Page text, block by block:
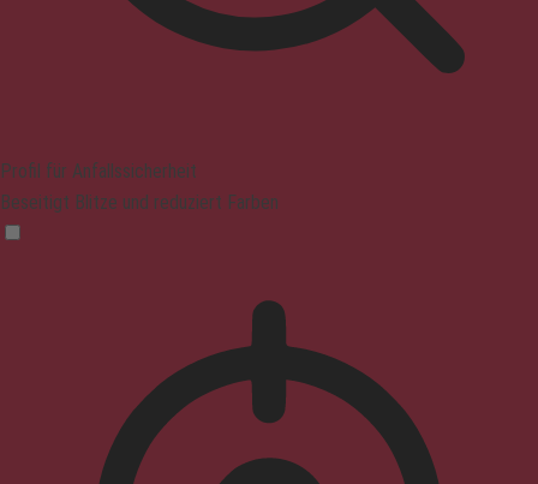
Profil für Anfallssicherheit
Beseitigt Blitze und reduziert Farben